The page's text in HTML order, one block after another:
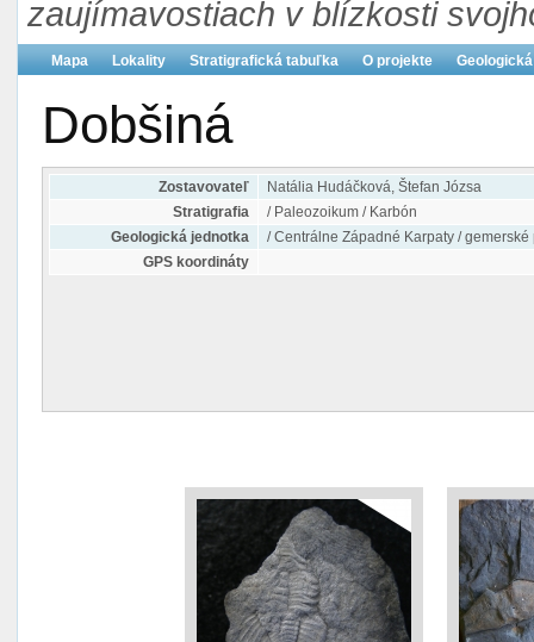
zaujímavostiach v blízkosti
Mapa Lokality Stratigrafická tabuľka O projekte
Dobšiná
Zostavovateľ
Natália Hudáčková, Štefan Józsa
Stratigrafia
/ Paleozoikum / Karbón
Geologická jednotka
/ Centrálne Západné Karpaty /
GPS koordináty